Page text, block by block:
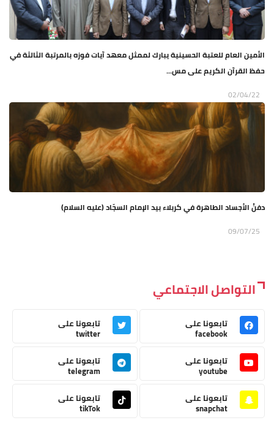
الأمين العام للعتبة الحسينية يبارك لممثل معهد آيات فوزه بالمرتبة الثالثة في
حفظ القرآن الكريم على مس...
02/04/22
دفنُ الأجساد الطاهرة في كربلاء بيد الإمام السجّاد (عليه السلام)
09/07/25
التواصل الاجتماعي
تابعونا على
facebook
تابعونا على
twitter
تابعونا على
youtube
تابعونا على
telegram
تابعونا على
snapchat
تابعونا على
tikTok